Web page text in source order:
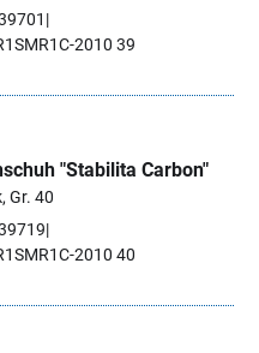
2010 39
"Stabilita Carbon"
Gr. 40
2010 40